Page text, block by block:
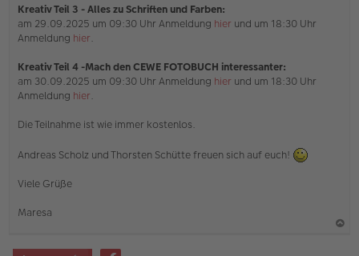
Kreativ Teil 3 - Alles zu Schriften und Farben:
am 29.09.2025 um 09:30 Uhr Anmeldung hier und um 18:30 Uhr
Anmeldung hier.
Kreativ Teil 4 -Mach den CEWE FOTOBUCH interessanter:
am 30.09.2025 um 09:30 Uhr Anmeldung hier und um 18:30 Uhr
Anmeldung hier.
Die Teilnahme ist wie immer kostenlos.
Andreas Scholz und Thorsten Schütte freuen sich auf euch!
Viele Grüße
Maresa